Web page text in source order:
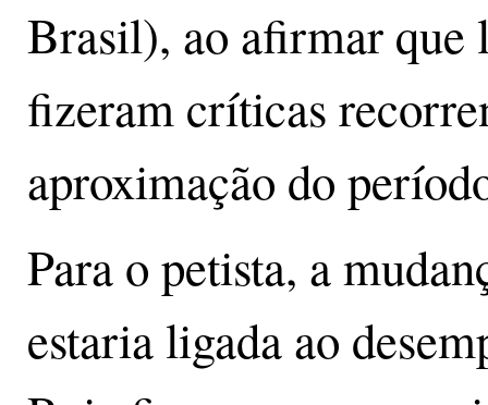
Brasil), ao afirmar que
fizeram críticas
aproximação do
Para o petista, a
estaria ligada ao